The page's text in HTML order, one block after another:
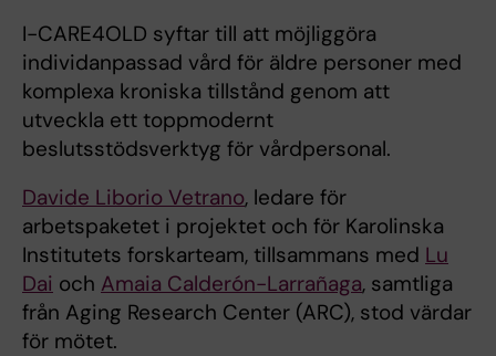
I-CARE4OLD syftar till att möjliggöra
individanpassad vård för äldre personer med
komplexa kroniska tillstånd genom att
utveckla ett toppmodernt
beslutsstödsverktyg för vårdpersonal.
Davide Liborio Vetrano, ledare för
arbetspaketet i projektet och för Karolinska
Institutets forskarteam, tillsammans med Lu
Dai och Amaia Calderón-Larrañaga, samtliga
från Aging Research Center (ARC), stod värdar
för mötet.